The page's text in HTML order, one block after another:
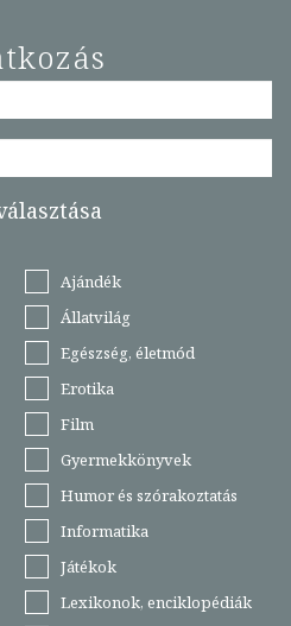
Ajándék
Állatvilág
Egészség, életmód
Erotika
Film
Gyermekkönyvek
Humor és szórakoztatás
Informatika
Játékok
Lexikonok, enciklopédiák